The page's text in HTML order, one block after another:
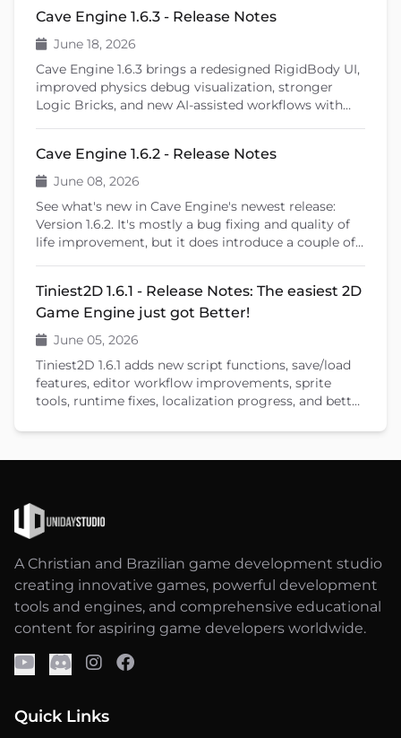
Cave Engine 1.6.3 - Release Notes
June 18, 2026
Cave Engine 1.6.3 brings a redesigned RigidBody UI,
improved physics debug visualization, stronger
Logic Bricks, and new AI-assisted workflows with
learning tools, and previews upcoming features like
shader editing and ragdoll physics.
Cave Engine 1.6.2 - Release Notes
June 08, 2026
See what's new in Cave Engine's newest release:
Version 1.6.2. It's mostly a bug fixing and quality of
life improvement, but it does introduce a couple of
Tiniest2D 1.6.1 - Release Notes: The easiest 2D
Game Engine just got Better!
June 05, 2026
Tiniest2D 1.6.1 adds new script functions, save/load
features, editor workflow improvements, sprite
tools, runtime fixes, localization progress, and better
A Christian and Brazilian game development studio
creating innovative games, powerful development
tools and engines, and comprehensive educational
content for aspiring game developers worldwide.
Quick Links